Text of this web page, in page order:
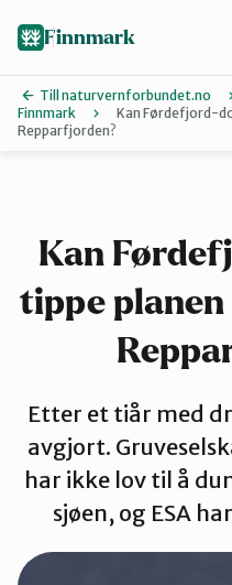
Sør-
Stilla
Tana
Finnmark
Till naturvernforbundet.no
Finnmark
Kan Førdefjord-
Repparfjorden?
Kan
tippe
Etter et tiår med
avgjort.
har ikke lov til å
sjøen, og ESA